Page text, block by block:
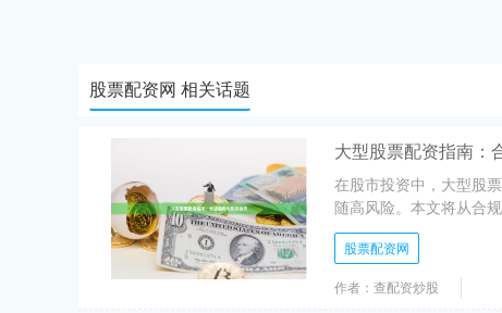
股票配资网 相关话题
大型股票配资指南：
在股市投资中，大型股
随高风险。本文将从合
股票配资网
作者：查配资炒股